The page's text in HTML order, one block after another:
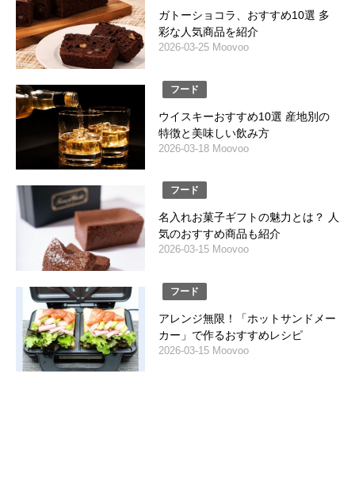
ガトーショコラ、おすすめ10選 多
彩な人気商品を紹介
2026-03-25 Moovoo
フード
ウイスキーおすすめ10選 産地別の
特徴と美味しい飲み方
2026-03-18 Moovoo
フード
名入れお菓子ギフトの魅力とは？ 人
気のおすすめ商品も紹介
2026-03-15 Moovoo
フード
アレンジ無限！「ホットサンドメー
カー」で作るおすすめレシピ
2026-03-15 Moovoo